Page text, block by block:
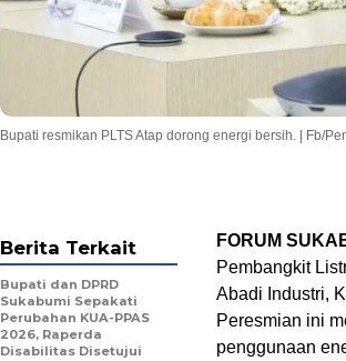
Bupati resmikan PLTS Atap dorong energi bersih. | Fb/
FORUM
Pembangkit
Abadi Industri,
Peresmian ini
penggunaan
Berita Terkait
Bupati dan DPRD
Sukabumi Sepakati
Perubahan KUA-PPAS
2026, Raperda
Disabilitas Disetujui